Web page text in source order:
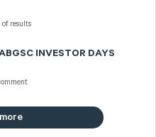
of results
INVESTOR DAYS